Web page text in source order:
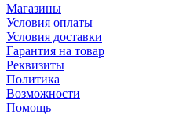
Магазины
Условия оплаты
Условия доставки
Гарантия на товар
Реквизиты
Политика
Возможности
Помощь